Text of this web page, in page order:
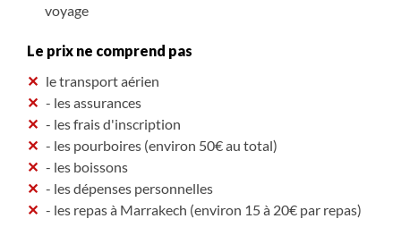
voyage
Le prix ne comprend pas
le transport aérien
- les assurances
- les frais d'inscription
- les pourboires (environ 50€ au total)
- les boissons
- les dépenses personnelles
- les repas à Marrakech (environ 15 à 20€ par repas)